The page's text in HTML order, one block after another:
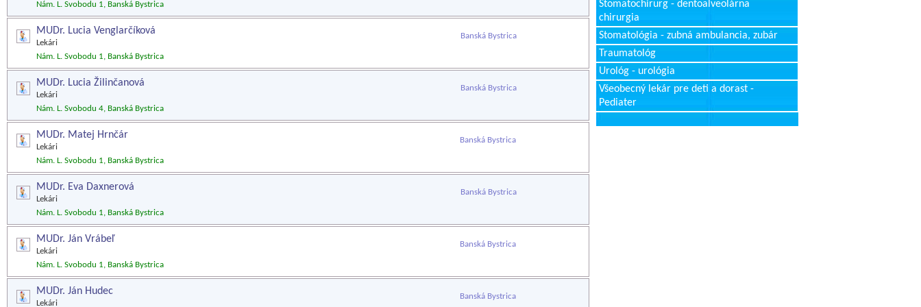
Nám. L. Svobodu 1, Banská Bystrica
MUDr. Lucia Venglarčíková
Lekári
Banská Bystrica
Nám. L. Svobodu 1, Banská Bystrica
MUDr. Lucia Žilinčanová
Lekári
Banská Bystrica
Nám. L. Svobodu 4, Banská Bystrica
MUDr. Matej Hrnčár
Lekári
Banská Bystrica
Nám. L. Svobodu 1, Banská Bystrica
MUDr. Eva Daxnerová
Lekári
Banská Bystrica
Nám. L. Svobodu 1, Banská Bystrica
MUDr. Ján Vrábeľ
Lekári
Banská Bystrica
Nám. L. Svobodu 1, Banská Bystrica
MUDr. Ján Hudec
Lekári
Banská Bystrica
Stomatochirurg - dentoalveolárna
chirurgia
Stomatológia - zubná ambulancia, zubár
Traumatológ
Urológ - urológia
Všeobecný lekár pre deti a dorast -
Pediater